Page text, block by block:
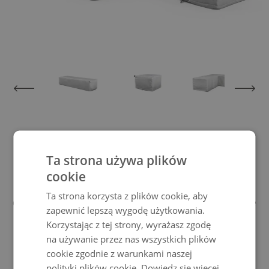
chronisz swoje meble przed złą pogodą, ale
także promujesztrwałość Twoich mebli
ogrodowych Living Zone.
Pokrowce na meble ogrodowe, które stawiają czoła każdej pogodzie
Ta strona używa plików
cookie
Ta strona korzysta z plików cookie, aby
zapewnić lepszą wygodę użytkowania.
Korzystając z tej strony, wyrażasz zgodę
na używanie przez nas wszystkich plików
cookie zgodnie z warunkami naszej